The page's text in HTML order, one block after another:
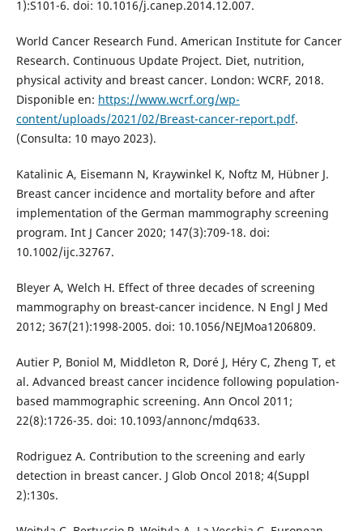
1):S101-6. doi: 10.1016/j.canep.2014.12.007.
World Cancer Research Fund. American Institute for Cancer
Research. Continuous Update Project. Diet, nutrition,
physical activity and breast cancer. London: WCRF, 2018.
Disponible en: https://www.wcrf.org/wp-
content/uploads/2021/02/Breast-cancer-report.pdf.
(Consulta: 10 mayo 2023).
Katalinic A, Eisemann N, Kraywinkel K, Noftz M, Hübner J.
Breast cancer incidence and mortality before and after
implementation of the German mammography screening
program. Int J Cancer 2020; 147(3):709-18. doi:
10.1002/ijc.32767.
Bleyer A, Welch H. Effect of three decades of screening
mammography on breast-cancer incidence. N Engl J Med
2012; 367(21):1998-2005. doi: 10.1056/NEJMoa1206809.
Autier P, Boniol M, Middleton R, Doré J, Héry C, Zheng T, et
al. Advanced breast cancer incidence following population-
based mammographic screening. Ann Oncol 2011;
22(8):1726-35. doi: 10.1093/annonc/mdq633.
Rodriguez A. Contribution to the screening and early
detection in breast cancer. J Glob Oncol 2018; 4(Suppl
2):130s.